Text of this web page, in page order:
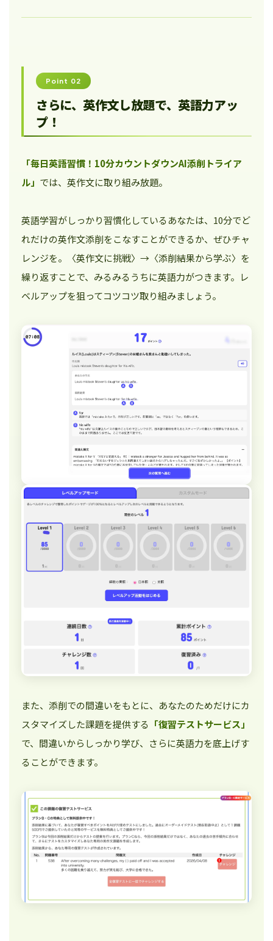
Point 02
さらに、英作文し放題で、英語力アッ
プ！
「毎日英語習慣！10分カウントダウンAI添削トライア
ル」 では、英作文に取り組み放題。
英語学習がしっかり習慣化しているあなたは、10分でど
れだけの英作文添削をこなすことができるか、ぜひチャ
レンジを。〈英作文に挑戦〉→〈添削結果から学ぶ〉を
繰り返すことで、みるみるうちに英語力がつきます。レ
ベルアップを狙ってコツコツ取り組みましょう。
また、添削での間違いをもとに、あなたのためだけにカ
スタマイズした課題を提供する 「復習テストサービス」
で、間違いからしっかり学び、さらに英語力を底上げす
ることができます。